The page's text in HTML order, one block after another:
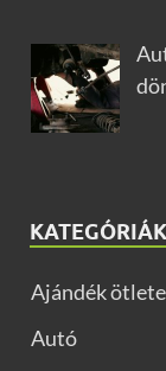
KATEGÓRIÁK
Ajándék
Autó